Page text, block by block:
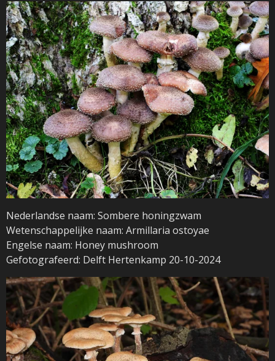
Nederlandse naam: Sombere honingzwam
Wetenschappelijke naam: Armillaria ostoyae
Engelse naam: Honey mushroom
Gefotografeerd: Delft Hertenkamp 20-10-2024